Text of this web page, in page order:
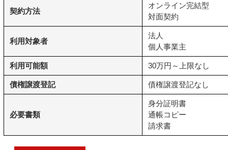
契約方法
オンライン完結型
対面契約
利用対象者
法人
個人事業主
利用可能額 30万円～上限なし
債権譲渡登記 債権譲渡登記なし
必要書類
身分証明書
通帳コピー
請求書